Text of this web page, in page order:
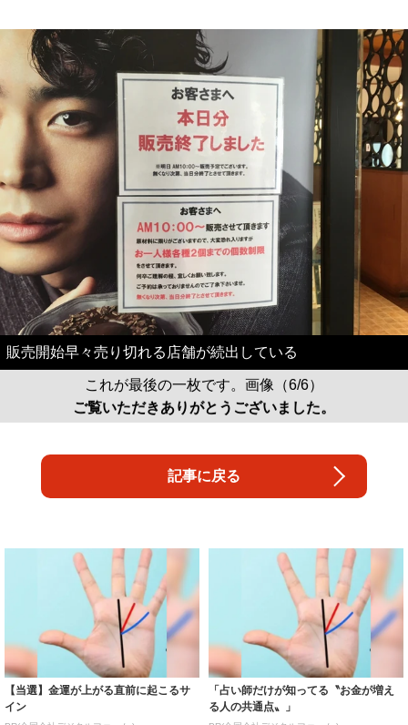
販売開始早々売り切れる店舗が続出している
これが最後の一枚です。画像（6/6）
ご覧いただきありがとうございました。
記事に戻る
【当選】金運が上がる直前に起こるサ
イン
「占い師だけが知ってる〝お金が増え
る人の共通点〟」